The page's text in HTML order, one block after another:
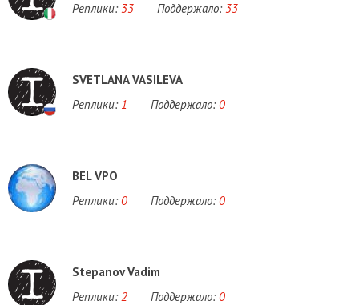
Реплики: 33 Поддержало: 33
SVETLANA VASILEVA
Реплики: 1 Поддержало: 0
BEL VPO
Реплики: 0 Поддержало: 0
Stepanov Vadim
Реплики: 2 Поддержало: 0